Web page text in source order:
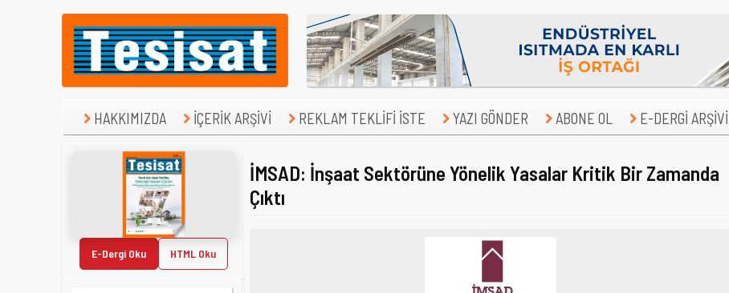
HAKKIMIZDA İÇERİK ARŞİVİ REKLAM TEKLİFİ İSTE YAZI GÖNDER ABONE OL E-DERGİ ARŞİVİ
E-Dergi Oku HTML Oku
İMSAD: İnşaat Sektörüne Yönelik Yasalar Kritik Bir Zamanda
Çıktı